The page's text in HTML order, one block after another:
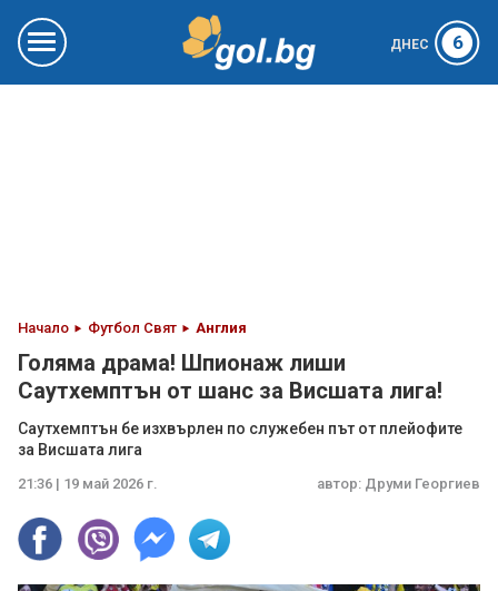
ДНЕС 6
Начало Футбол Свят Англия
Голяма драма! Шпионаж лиши
Саутхемптън от шанс за Висшата лига!
Саутхемптън бе изхвърлен по служебен път от плейофите
за Висшата лига
21:36 | 19 май 2026 г. автор: Друми Георгиев